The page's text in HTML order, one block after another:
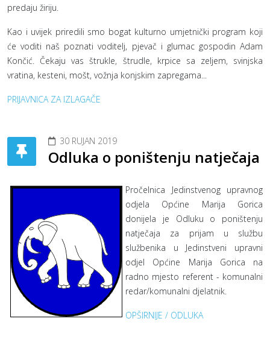
predaju žiriju.
Kao i uvijek priredili smo bogat kulturno umjetnički program koji
će voditi naš poznati voditelj, pjevač i glumac gospodin Adam
Končić. Čekaju vas štrukle, štrudle, krpice sa zeljem, svinjska
vratina, kesteni, mošt, vožnja konjskim zapregama...
PRIJAVNICA ZA IZLAGAČE
30 RUJAN 2019
Odluka o poništenju natječaja
Pročelnica Jedinstvenog upravnog
odjela Općine Marija Gorica
donijela je Odluku o poništenju
natječaja za prijam u službu
službenika u Jedinstveni upravni
odjel Općine Marija Gorica na
radno mjesto referent - komunalni
redar/komunalni djelatnik.
OPŠIRNIJE / ODLUKA